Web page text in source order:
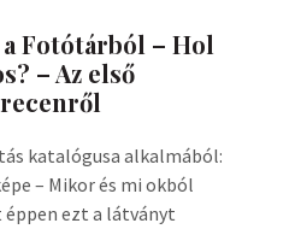
Fotótárból – Hol
– Az első
katalógusa alkalmából:
– Mikor és mi okból
ezt a látványt